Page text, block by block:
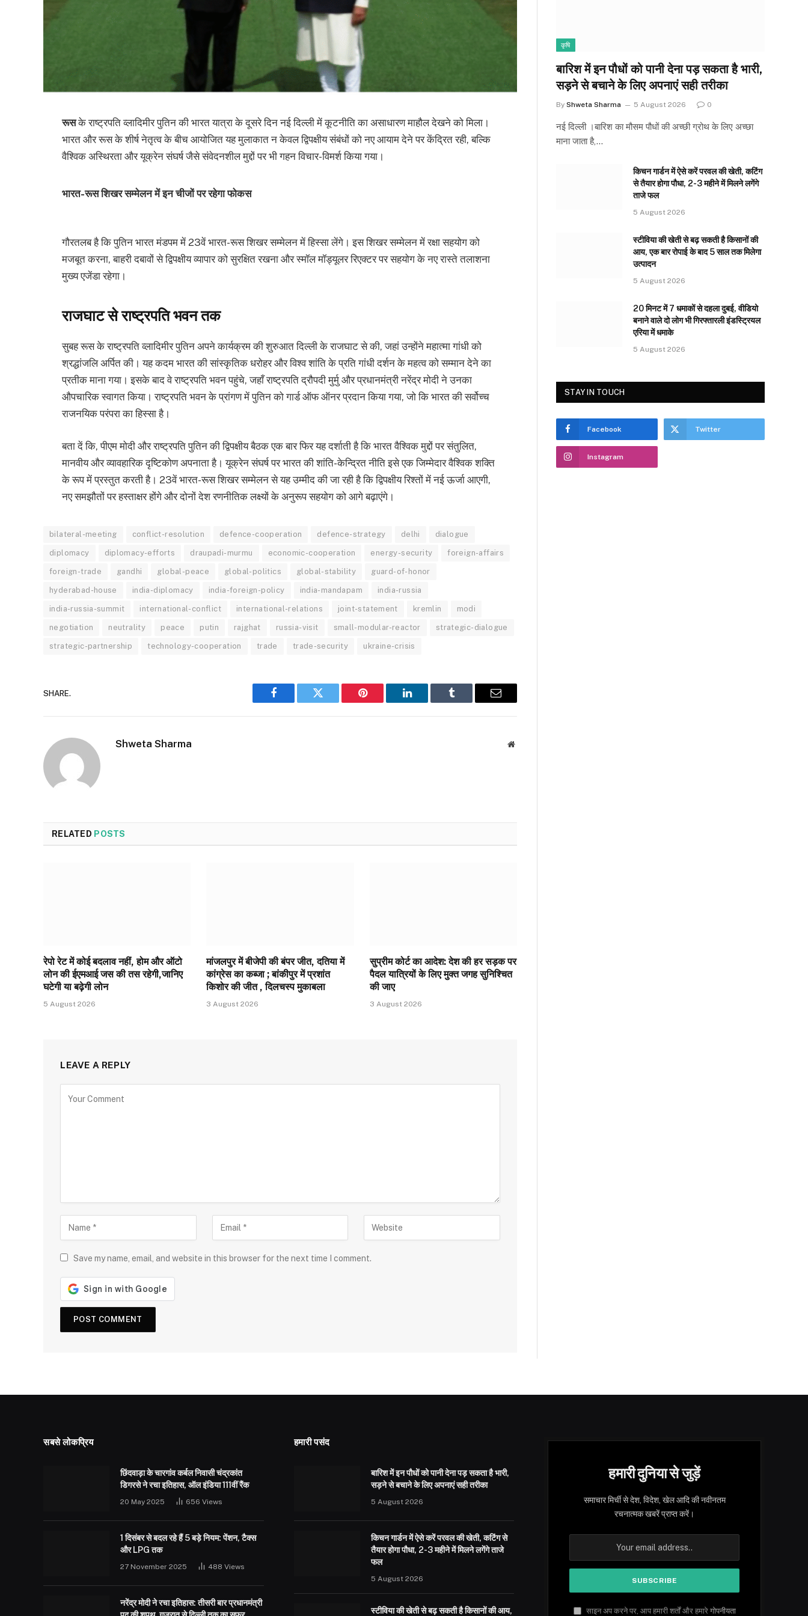
रूसके राष्ट्रपति व्लादिमीर पुतिन की भारत यात्रा के दूसरे दिन नई दिल्ली में कूटनीति का असाधारण माहौल देखने को मिला।
भारत और रूस के शीर्ष नेतृत्व के बीच आयोजित यह मुलाकात न केवल द्विपक्षीय संबंधों को नए आयाम देने पर केंद्रित रही, बल्कि
वैश्विक अस्थिरता और यूक्रेन संघर्ष जैसे संवेदनशील मुद्दों पर भी गहन विचार-विमर्श किया गया।
भारत-रूस शिखर सम्मेलन में इन चीजों पर रहेगा फोकस
गौरतलब है कि पुतिन भारत मंडपम में 23वें भारत-रूस शिखर सम्मेलन में हिस्सा लेंगे। इस शिखर सम्मेलन में रक्षा सहयोग को
मजबूत करना, बाहरी दबावों से द्विपक्षीय व्यापार को सुरक्षित रखना और स्मॉल मॉड्यूलर रिएक्टर पर सहयोग के नए रास्ते तलाशना
मुख्य एजेंडा रहेगा।
राजघाट से राष्ट्रपति भवन तक
सुबह रूस के राष्ट्रपति व्लादिमीर पुतिन अपने कार्यक्रम की शुरुआत दिल्ली के राजघाट से की, जहां उन्होंने महात्मा गांधी को
श्रद्धांजलि अर्पित की। यह कदम भारत की सांस्कृतिक धरोहर और विश्व शांति के प्रति गांधी दर्शन के महत्व को सम्मान देने का
प्रतीक माना गया। इसके बाद वे राष्ट्रपति भवन पहुंचे, जहाँ राष्ट्रपति द्रौपदी मुर्मु और प्रधानमंत्री नरेंद्र मोदी ने उनका
औपचारिक स्वागत किया। राष्ट्रपति भवन के प्रांगण में पुतिन को गार्ड ऑफ ऑनर प्रदान किया गया, जो कि भारत की सर्वोच्च
राजनयिक परंपरा का हिस्सा है।
बता दें कि, पीएम मोदी और राष्ट्रपति पुतिन की द्विपक्षीय बैठक एक बार फिर यह दर्शाती है कि भारत वैश्विक मुद्दों पर संतुलित,
मानवीय और व्यावहारिक दृष्टिकोण अपनाता है। यूक्रेन संघर्ष पर भारत की शांति-केन्द्रित नीति इसे एक जिम्मेदार वैश्विक शक्ति
के रूप में प्रस्तुत करती है। 23वें भारत-रूस शिखर सम्मेलन से यह उम्मीद की जा रही है कि द्विपक्षीय रिश्तों में नई ऊर्जा आएगी,
नए समझौतों पर हस्ताक्षर होंगे और दोनों देश रणनीतिक लक्ष्यों के अनुरूप सहयोग को आगे बढ़ाएंगे।
bilateral-meeting conflict-resolution defence-cooperation defence-strategy delhi dialogue
diplomacy diplomacy-efforts draupadi-murmu economic-cooperation energy-security foreign-affairs
foreign-trade gandhi global-peace global-politics global-stability guard-of-honor
hyderabad-house india-diplomacy india-foreign-policy india-mandapam india-russia
india-russia-summit international-conflict international-relations joint-statement kremlin modi
negotiation neutrality peace putin rajghat russia-visit small-modular-reactor strategic-dialogue
strategic-partnership technology-cooperation trade trade-security ukraine-crisis
SHARE.
Facebook Twitter Pinterest LinkedIn Tumblr Email
Shweta Sharma Website
RELATED POSTS
रेपो रेट में कोई बदलाव नहीं, होम और ऑटो
लोन की ईएमआई जस की तस रहेगी,जानिए
घटेगी या बढ़ेगी लोन
5 August 2026
मांजलपुर में बीजेपी की बंपर जीत, दतिया में
कांग्रेस का कब्जा ; बांकीपुर में प्रशांत
किशोर की जीत , दिलचस्प मुकाबला
3 August 2026
सुप्रीम कोर्ट का आदेश: देश की हर सड़क पर
पैदल यात्रियों के लिए मुक्त जगह सुनिश्चित
की जाए
3 August 2026
LEAVE A REPLY
Save my name, email, and website in this browser for the next time I comment.
कृषि
बारिश में इन पौधों को पानी देना पड़ सकता है भारी,
सड़ने से बचाने के लिए अपनाएं सही तरीका
By Shweta Sharma 5 August 2026 0
नई दिल्ली ।बारिश का मौसम पौधों की अच्छी ग्रोथ के लिए अच्छा
माना जाता है,…
किचन गार्डन में ऐसे करें परवल की खेती, कटिंग
से तैयार होगा पौधा, 2-3 महीने में मिलने लगेंगे
ताजे फल
5 August 2026
स्टीविया की खेती से बढ़ सकती है किसानों की
आय, एक बार रोपाई के बाद 5 साल तक मिलेगा
उत्पादन
5 August 2026
20 मिनट में 7 धमाकों से दहला दुबई, वीडियो
बनाने वाले दो लोग भी गिरफ्तारली इंडस्ट्रियल
एरिया में धमाके
5 August 2026
STAY IN TOUCH
Facebook Twitter
Instagram
सबसे लोकप्रिय
छिंदवाड़ा के चारगांव कर्बल निवासी चंद्रकांत
डिगरसे ने रचा इतिहास, ऑल इंडिया 111वीं रैंक
20 May 2025 656 Views
1 दिसंबर से बदल रहे हैं 5 बड़े नियम: पेंशन, टैक्स
और LPG तक
27 November 2025 488 Views
नरेंद्र मोदी ने रचा इतिहास: तीसरी बार प्रधानमंत्री
हमारी पसंद
बारिश में इन पौधों को पानी देना पड़ सकता है भारी,
सड़ने से बचाने के लिए अपनाएं सही तरीका
5 August 2026
किचन गार्डन में ऐसे करें परवल की खेती, कटिंग से
तैयार होगा पौधा, 2-3 महीने में मिलने लगेंगे ताजे
फल
5 August 2026
स्टीविया की खेती से बढ़ सकती है किसानों की आय,
हमारी दुनिया से जुड़ें
समाचार मिर्ची से देश, विदेश, खेल आदि की नवीनतम
रचनात्मक खबरें प्राप्त करें।
साइन अप करने पर, आप हमारी शर्तों और हमारे गोपनीयता